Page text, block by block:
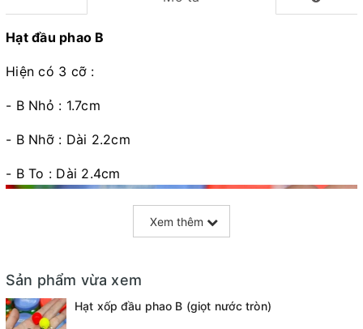
Hạt đầu phao B
Hiện có 3 cỡ :
- B Nhỏ : 1.7cm
- B Nhỡ : Dài 2.2cm
- B To : Dài 2.4cm
Xem thêm
Sản phẩm vừa xem
Hạt xốp đầu phao B (giọt nước tròn)